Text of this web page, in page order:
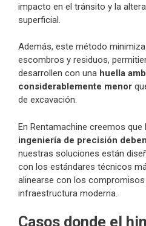
impacto en el tránsito y la
superficial.
Además, este método
escombros y residuos,
desarrollen con una huella
considerablemente menor
de excavación.
En Rentamachine creemos que
ingeniería de precisión
nuestras soluciones están
con los estándares técnicos
alinearse con los
infraestructura moderna.
Casos donde el